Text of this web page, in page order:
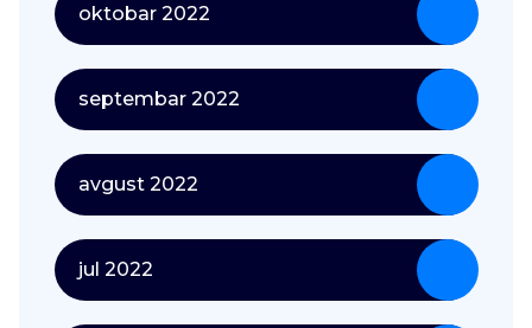
oktobar 2022
septembar 2022
avgust 2022
jul 2022